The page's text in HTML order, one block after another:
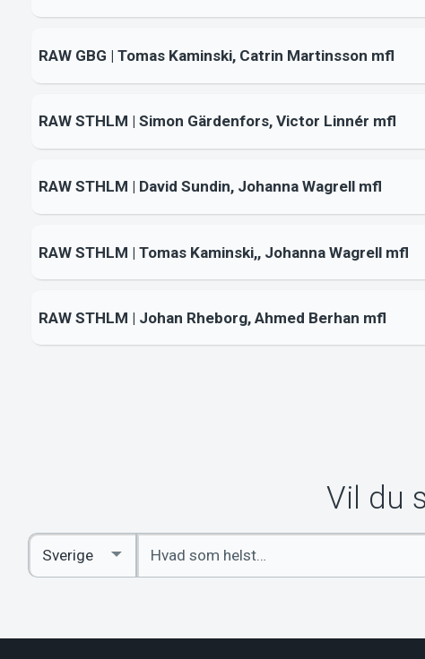
RAW GBG | Tomas Kaminski, Catrin Martinsson mfl
RAW STHLM | Simon Gärdenfors, Victor Linnér mfl
RAW STHLM | David Sundin, Johanna Wagrell mfl
RAW STHLM | Tomas Kaminski,, Johanna Wagrell mfl
RAW STHLM | Johan Rheborg, Ahmed Berhan mfl
Vil du
Indtast
søgeord
Select
Country